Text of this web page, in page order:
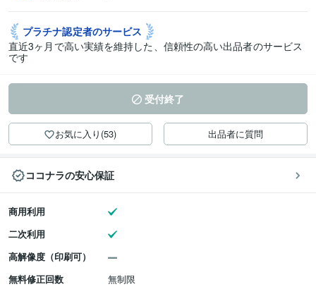
プラチナ認定者のサービス
直近3ヶ月で高い実績を維持した、信頼性の高い出品者のサービス
です
受付終了
お気に入り(53) 出品者に質問
ココナラの安心保証
商用利用
二次利用
高解像度（印刷可）
無料修正回数
無制限